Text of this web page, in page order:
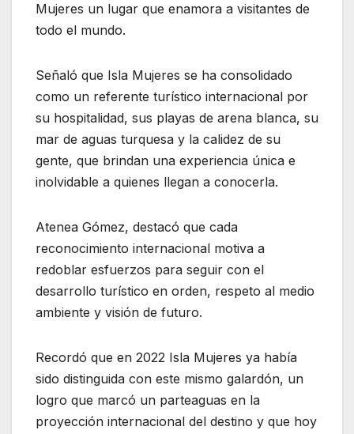
Mujeres un lugar que enamora a visitantes de
todo el mundo.
Señaló que Isla Mujeres se ha consolidado
como un referente turístico internacional por
su hospitalidad, sus playas de arena blanca, su
mar de aguas turquesa y la calidez de su
gente, que brindan una experiencia única e
inolvidable a quienes llegan a conocerla.
Atenea Gómez, destacó que cada
reconocimiento internacional motiva a
redoblar esfuerzos para seguir con el
desarrollo turístico en orden, respeto al medio
ambiente y visión de futuro.
Recordó que en 2022 Isla Mujeres ya había
sido distinguida con este mismo galardón, un
logro que marcó un parteaguas en la
proyección internacional del destino y que hoy